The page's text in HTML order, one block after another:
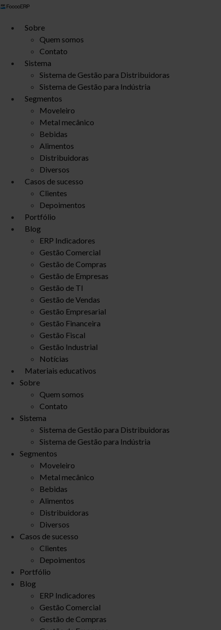
Ir
conteúdo
Sobre
Quem somos
Contato
Sistema
Sistema de Gestão para Distribuidoras
Sistema de Gestão para Indústria
Segmentos
Moveleiro
Metal mecânico
Bebidas
Alimentos
Distribuidoras
Diversos
Casos de sucesso
Clientes
Depoimentos
Portfólio
Blog
ERP Indicadores
Gestão Comercial
Gestão de Compras
Gestão de Empresas
Gestão de TI
Gestão de Vendas
Gestão Empresarial
Gestão Financeira
Gestão Fiscal
Gestão Industrial
Notícias
Materiais educativos
Sobre
Quem somos
Contato
Sistema
Sistema de Gestão para Distribuidoras
Sistema de Gestão para Indústria
Segmentos
Moveleiro
Metal mecânico
Bebidas
Alimentos
Distribuidoras
Diversos
Casos de sucesso
Clientes
Depoimentos
Portfólio
Blog
ERP Indicadores
Gestão Comercial
Gestão de Compras